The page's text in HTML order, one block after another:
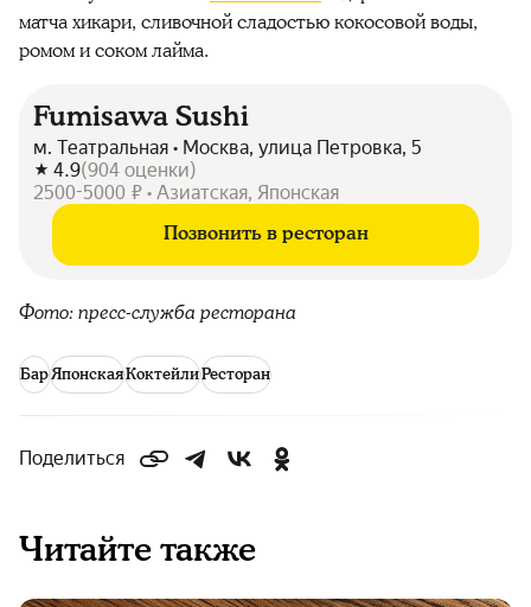
матча хикари, сливочной сладостью кокосовой воды,
ромом и соком лайма.
Fumisawa Sushi
м. Театральная • Москва, улица Петровка, 5
4.9(904 оценки)
2500-5000 ₽ • Азиатская, Японская
Позвонить в ресторан
Фото: пресс-служба ресторана
БарЯпонскаяКоктейлиРесторан
Поделиться
Читайте также